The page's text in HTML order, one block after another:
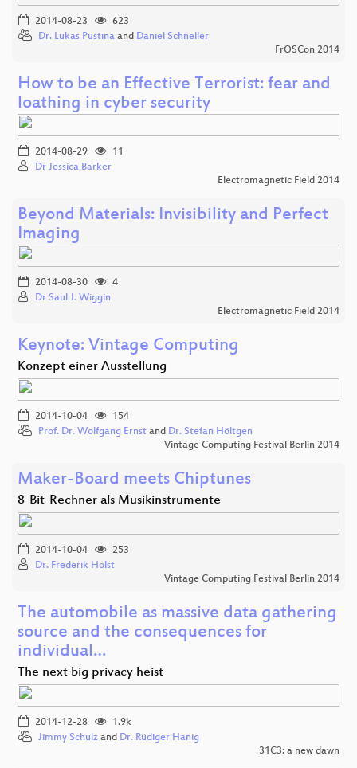
2014-08-23
623
Dr. Lukas Pustina and Daniel Schneller
FrOSCon 2014
How to be an Effective Terrorist: fear and
loathing in cyber security
2014-08-29
11
Dr Jessica Barker
Electromagnetic Field 2014
Beyond Materials: Invisibility and Perfect
Imaging
2014-08-30
4
Dr Saul J. Wiggin
Electromagnetic Field 2014
Keynote: Vintage Computing
Konzept einer Ausstellung
2014-10-04
154
Prof. Dr. Wolfgang Ernst and Dr. Stefan Höltgen
Vintage Computing Festival Berlin 2014
Maker-Board meets Chiptunes
8-Bit-Rechner als Musikinstrumente
2014-10-04
253
Dr. Frederik Holst
Vintage Computing Festival Berlin 2014
The automobile as massive data gathering
source and the consequences for
individual…
The next big privacy heist
2014-12-28
1.9k
Jimmy Schulz and Dr. Rüdiger Hanig
31C3: a new dawn